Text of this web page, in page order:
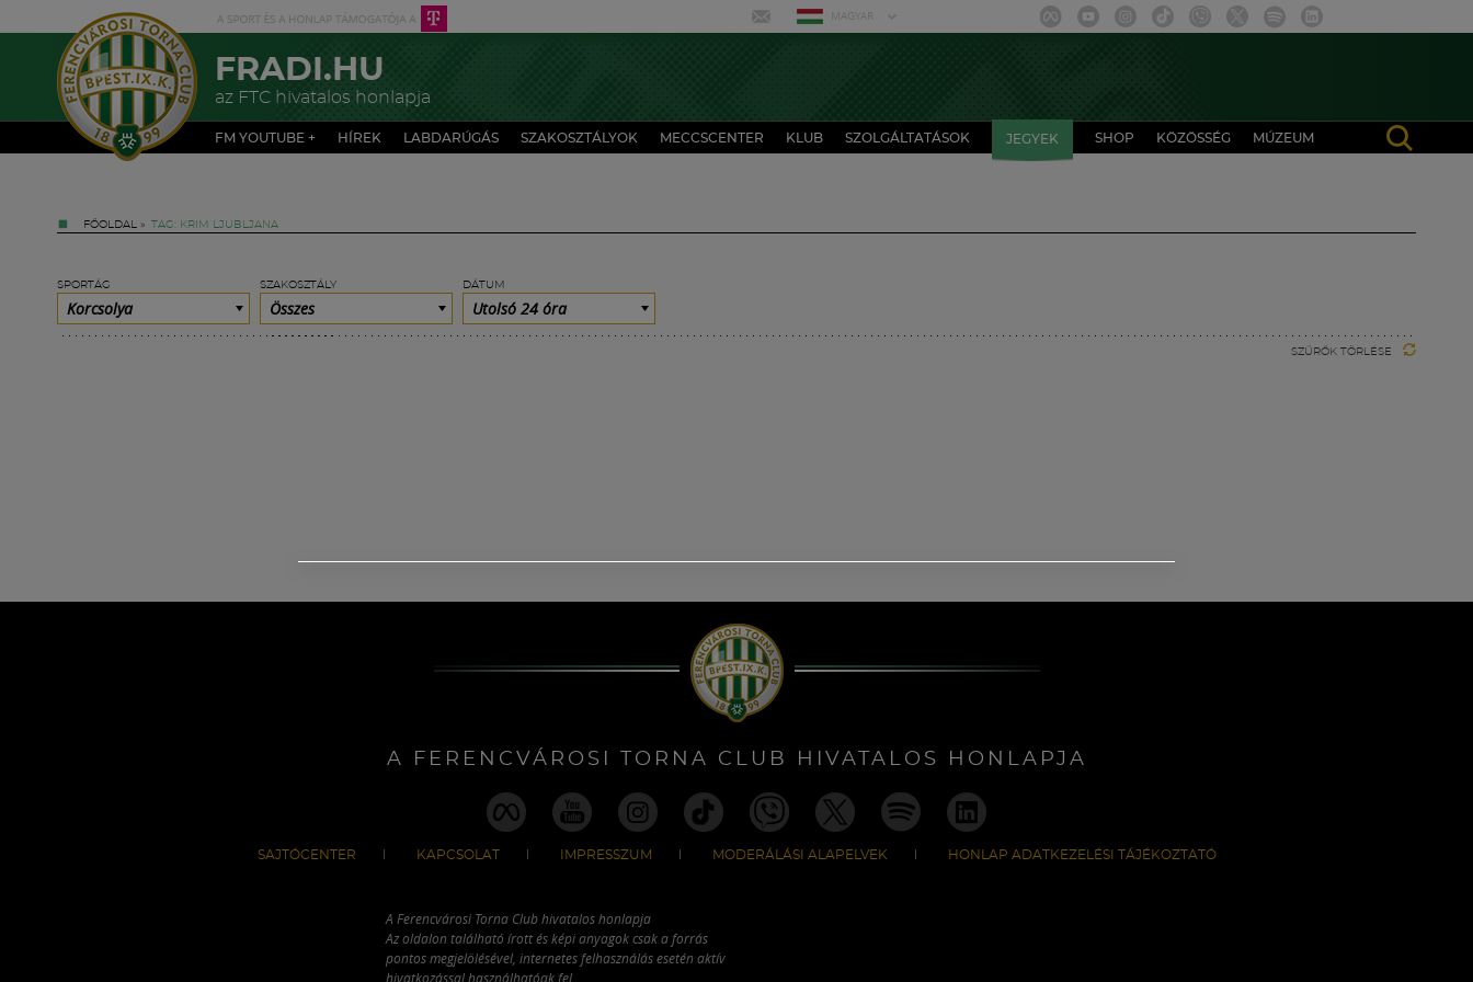
MAGYAR
FRADI.HU
az FTC hivatalos honlapja
FM YOUTUBE + HÍREK LABDARÚGÁS SZAKOSZTÁLYOK MECCSCENTER KLUB SZOLGÁLTATÁSOK JEGYEK SHOP KÖZÖSSÉG MÚZEUM
FŐOLDAL » TAG: KRIM LJUBLJANA
SPORTÁG
Korcsolya
SZAKOSZTÁLY
Összes
DÁTUM
Utolsó 24 óra
SZŰRŐK TÖRLÉSE
A FERENCVÁROSI TORNA CLUB HIVATALOS HONLAPJA
SAJTÓCENTER KAPCSOLAT IMPRESSZUM MODERÁLÁSI ALAPELVEK HONLAP ADATKEZELÉSI TÁJÉKOZTATÓ
A Ferencvárosi Torna Club hivatalos honlapja
Az oldalon található írott és képi anyagok csak a forrás
pontos megjelölésével, internetes felhasználás esetén aktív
hivatkozással használhatóak fel.